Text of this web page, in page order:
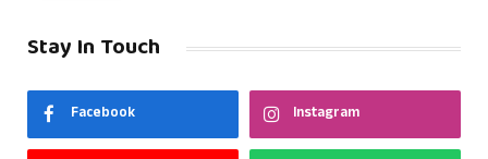
Stay In Touch
Facebook Instagram